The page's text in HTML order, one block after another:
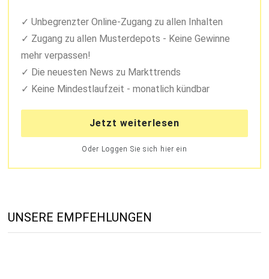
Unbegrenzter Online-Zugang zu allen Inhalten
Zugang zu allen Musterdepots - Keine Gewinne
mehr verpassen!
Die neuesten News zu Markttrends
Keine Mindestlaufzeit - monatlich kündbar
Jetzt weiterlesen
Oder Loggen Sie sich hier ein
UNSERE EMPFEHLUNGEN